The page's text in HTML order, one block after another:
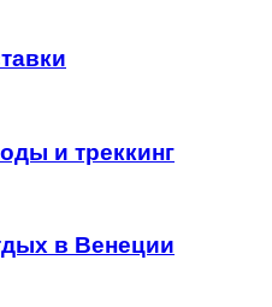
и треккинг
в Венеции